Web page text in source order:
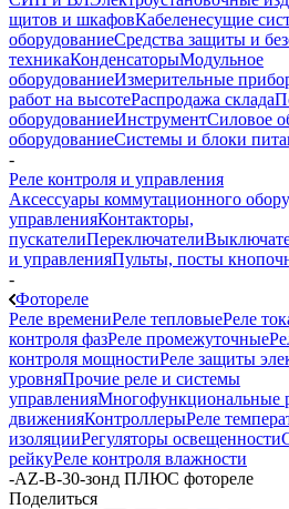
щитов и шкафовКабеленесущие
оборудованиеСредства защиты и
техникаКонденсаторыМодульное
оборудованиеИзмерительные
работ на высотеРаспродажа склада
оборудованиеИнструментСиловое
оборудованиеСистемы и блоки
-
Реле контроля и управления
Аксессуары коммутационного
управленияКонтакторы,
пускателиПереключатели
и управленияПульты, посты
-
Фотореле
Реле времениРеле тепловыеРеле
контроля фазРеле промежуточные
контроля мощностиРеле защиты
уровняПрочие реле и системы
управленияМногофункциональные
движенияКонтроллерыРеле
изоляцииРегуляторы освещенности
рейкуРеле контроля влажности
-AZ-B-30-зонд ПЛЮС фотореле
Поделиться